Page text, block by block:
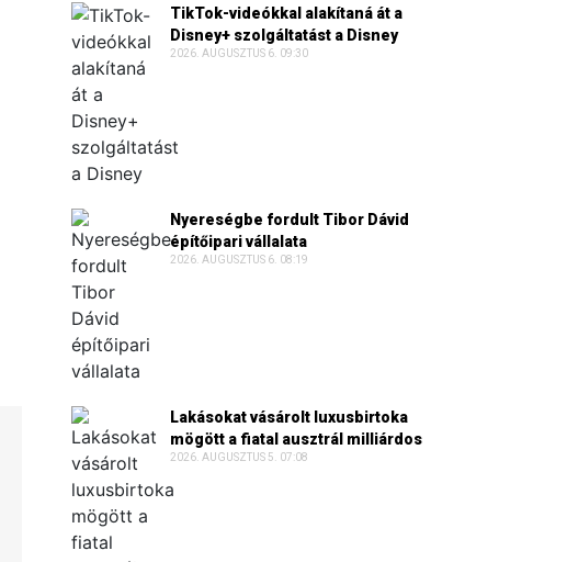
TikTok-videókkal alakítaná át a
Disney+ szolgáltatást a Disney
2026. AUGUSZTUS 6. 09:30
Nyereségbe fordult Tibor Dávid
építőipari vállalata
2026. AUGUSZTUS 6. 08:19
Lakásokat vásárolt luxusbirtoka
mögött a fiatal ausztrál milliárdos
2026. AUGUSZTUS 5. 07:08